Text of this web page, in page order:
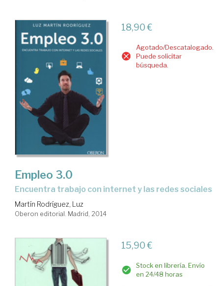
18,90 €
Agotado/Descatalogado.
Puede solicitar
búsqueda.
Empleo 3.0
encuentra trabajo con internet y las redes sociales
Martín Rodríguez, Luz
Oberon editorial. Madrid, 2014
15,90 €
Stock en librería. Envío
en 24/48 horas